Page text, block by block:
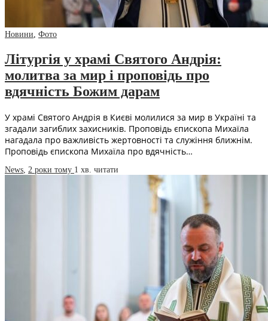
Новини, Фото
Літургія у храмі Святого Андрія:
молитва за мир і проповідь про
вдячність Божим дарам
У храмі Святого Андрія в Києві молилися за мир в Україні та
згадали загиблих захисників. Проповідь єпископа Михаїла
нагадала про важливість жертовності та служіння ближнім.
Проповідь єпископа Михаїла про вдячність…
News 2 роки тому 1 хв. читати